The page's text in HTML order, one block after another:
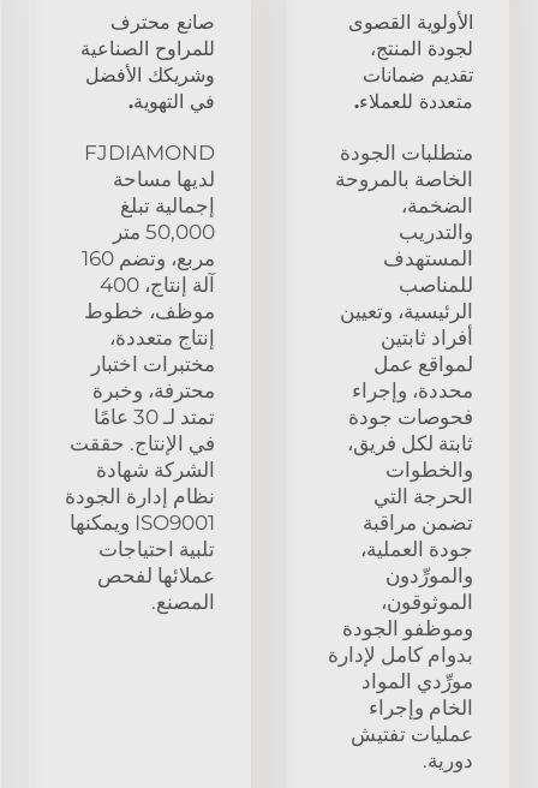
الأولوية القصوى
لجودة المنتج،
تقديم ضمانات
متعددة للعملاء.
متطلبات الجودة
الخاصة بالمروحة
الضخمة،
والتدريب
المستهدف
للمناصب
الرئيسية، وتعيين
أفراد ثابتين
لمواقع عمل
محددة، وإجراء
فحوصات جودة
ثابتة لكل فريق،
والخطوات
الحرجة التي
تضمن مراقبة
جودة العملية،
والمورِّدون
الموثوقون،
وموظفو الجودة
بدوام كامل لإدارة
مورِّدي المواد
الخام وإجراء
عمليات تفتيش
دورية.
صانع محترف
للمراوح الصناعية
وشريكك الأفضل
في التهوية.
FJDIAMOND
لديها مساحة
إجمالية تبلغ
50,000 متر
مربع، وتضم 160
آلة إنتاج، 400
موظف، خطوط
إنتاج متعددة،
مختبرات اختبار
محترفة، وخبرة
تمتد لـ 30 عامًا
في الإنتاج. حققت
الشركة شهادة
نظام إدارة الجودة
ISO9001 ويمكنها
تلبية احتياجات
عملائها لفحص
المصنع.